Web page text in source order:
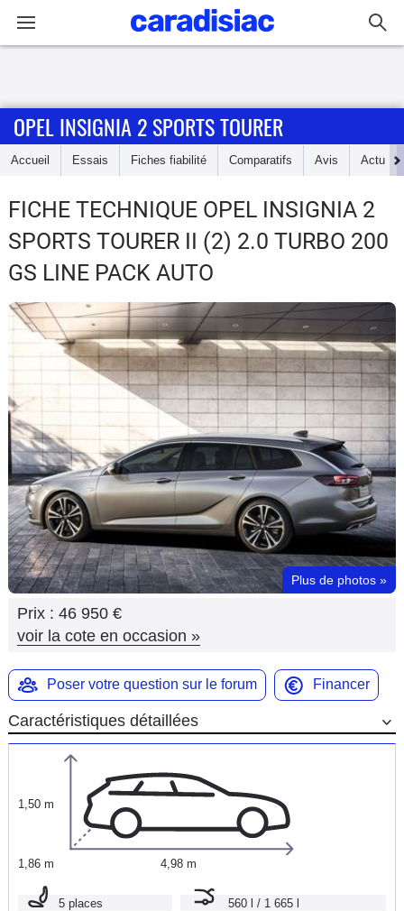
Accueil
Essais
Guide
d'achat
Electriques
Utilitaires
Flottes
Auto
Services
Forum
Moto
Marques
OPEL INSIGNIA 2 SPORTS TOURER
Accueil Essais Fiches fiabilité Comparatifs Avis Actu
FICHE TECHNIQUE OPEL INSIGNIA 2
SPORTS TOURER II (2) 2.0 TURBO 200
GS LINE PACK AUTO
Plus de photos »
Prix : 46 950 €
voir la cote en occasion »
Poser votre question sur le forum Financer
Caractéristiques détaillées
1,50 m
1,86 m 4,98 m
5 places 560 l / 1 665 l